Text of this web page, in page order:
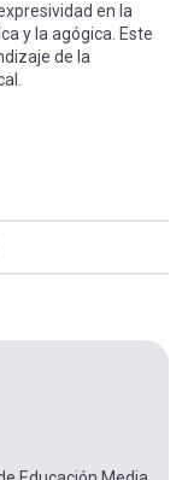
en la
y la agógica. Este
de la